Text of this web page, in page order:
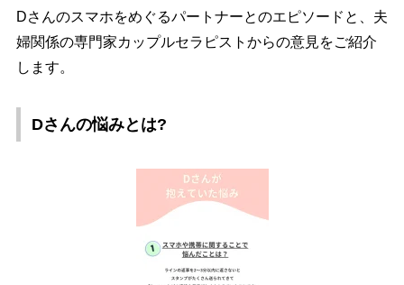
Dさんのスマホをめぐるパートナーとのエピソードと、夫
婦関係の専門家カップルセラピストからの意見をご紹介
します。
Dさんの悩みとは?